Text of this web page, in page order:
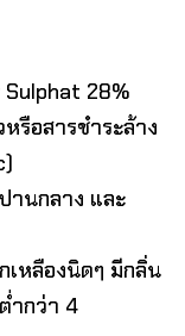
Sulphat 28%
รือสารชำระล้าง
านกลาง และ
หลืองนิดๆ มีกลิ่น
ำกว่า 4